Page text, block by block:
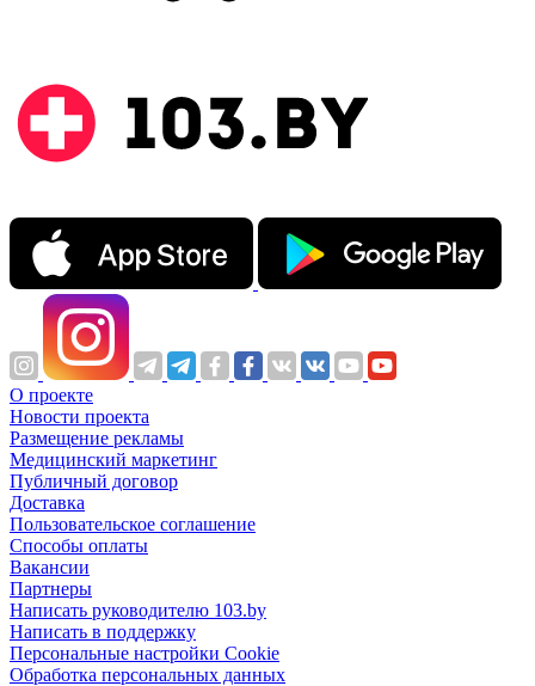
О проекте
Новости проекта
Размещение рекламы
Медицинский маркетинг
Публичный договор
Доставка
Пользовательское соглашение
Способы оплаты
Вакансии
Партнеры
Написать руководителю 103.by
Написать в поддержку
Персональные настройки Cookie
Обработка персональных данных